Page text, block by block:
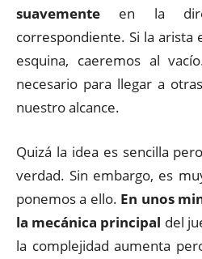
suavemente en la
correspondiente. Si la arista
esquina, caeremos al
necesario para llegar a
nuestro alcance.
Quizá la idea es sencilla
verdad. Sin embargo, es
ponemos a ello. En unos
la mecánica principal del
la complejidad aumenta